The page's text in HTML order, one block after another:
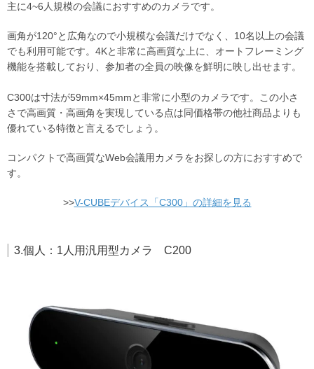
主に4~6人規模の会議におすすめのカメラです。
画角が120°と広角なので小規模な会議だけでなく、10名以上の会議
でも利用可能です。4Kと非常に高画質な上に、オートフレーミング
機能を搭載しており、参加者の全員の映像を鮮明に映し出せます。
C300は寸法が59mm×45mmと非常に小型のカメラです。この小さ
さで高画質・高画角を実現している点は同価格帯の他社商品よりも
優れている特徴と言えるでしょう。
コンパクトで高画質なWeb会議用カメラをお探しの方におすすめで
す。
>>V-CUBEデバイス「C300」の詳細を見る
3.個人：1人用汎用型カメラ C200